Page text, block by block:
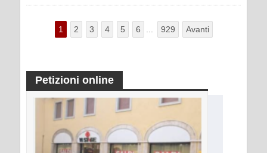
1 2 3 4 5 6 929 Avanti
Petizioni online